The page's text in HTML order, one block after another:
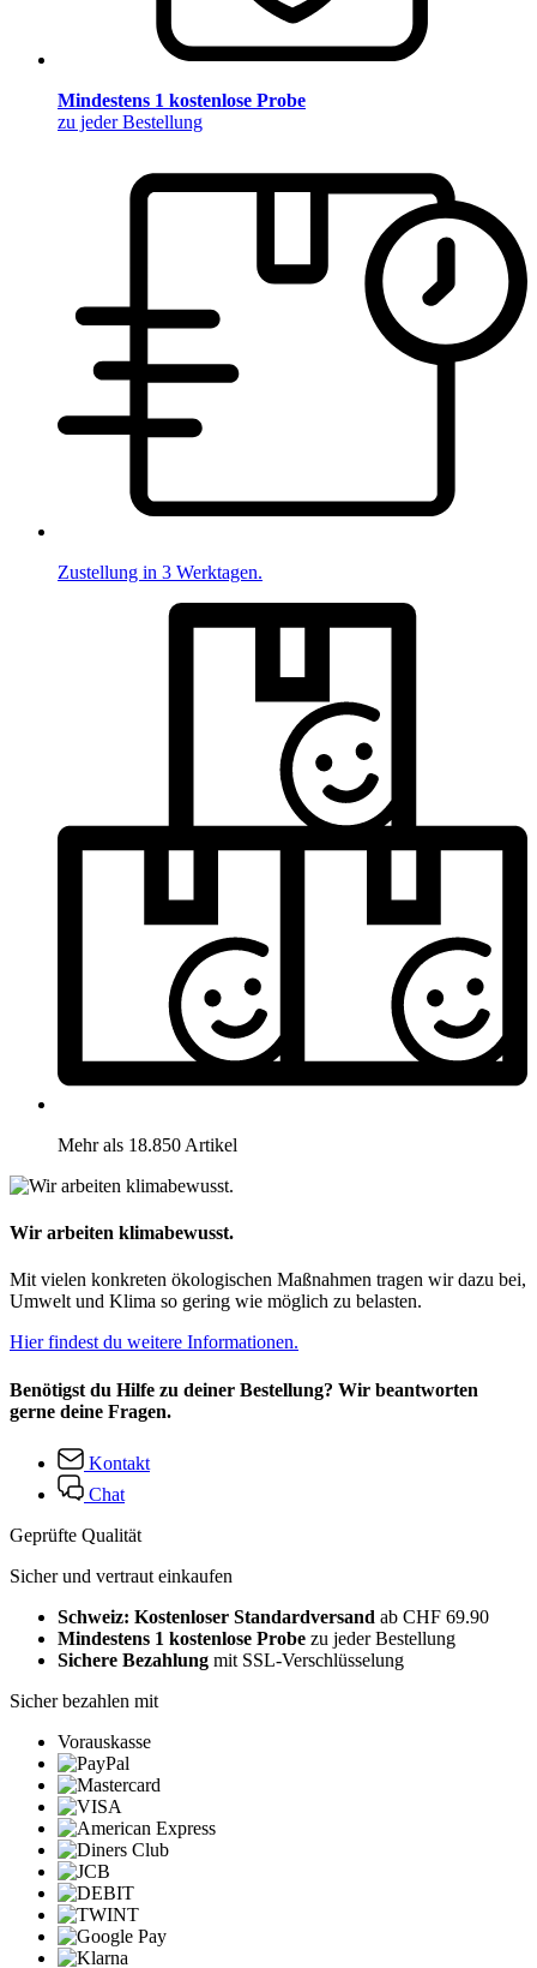
Mindestens 1 kostenlose Probe
zu jeder Bestellung
Zustellung in 3 Werktagen.
Mehr als 18.850 Artikel
Wir arbeiten klimabewusst.
Mit vielen konkreten ökologischen Maßnahmen tragen wir dazu bei,
Umwelt und Klima so gering wie möglich zu belasten.
Hier findest du weitere Informationen.
Benötigst du Hilfe zu deiner Bestellung? Wir beantworten
gerne deine Fragen.
Kontakt
Chat
Geprüfte Qualität
Sicher und vertraut einkaufen
Schweiz: Kostenloser Standardversand ab CHF 69.90
Mindestens 1 kostenlose Probe zu jeder Bestellung
Sichere Bezahlung mit SSL-Verschlüsselung
Sicher bezahlen mit
Vorauskasse